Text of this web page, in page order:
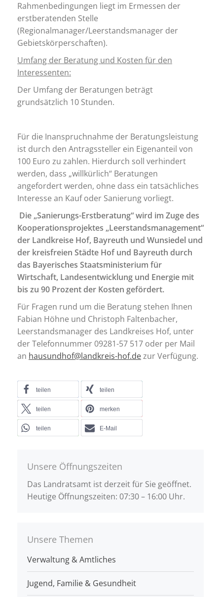
Rahmenbedingungen liegt im Ermessen der
erstberatenden Stelle
(Regionalmanager/Leerstandsmanager der
Gebietskörperschaften).
Umfang der Beratung und Kosten für den
Interessenten:
Der Umfang der Beratungen beträgt
grundsätzlich 10 Stunden.
Für die Inanspruchnahme der Beratungsleistung
ist durch den Antragssteller ein Eigenanteil von
100 Euro zu zahlen. Hierdurch soll verhindert
werden, dass „willkürlich“ Beratungen
angefordert werden, ohne dass ein tatsächliches
Interesse an Kauf oder Sanierung vorliegt.
Die „Sanierungs-Erstberatung“ wird im Zuge des
Kooperationsprojektes „Leerstandsmanagement“
der Landkreise Hof, Bayreuth und Wunsiedel und
der kreisfreien Städte Hof und Bayreuth durch
das Bayerisches Staatsministerium für
Wirtschaft, Landesentwicklung und Energie mit
bis zu 90 Prozent der Kosten gefördert.
Für Fragen rund um die Beratung stehen Ihnen
Fabian Höhne und Christoph Faltenbacher,
Leerstandsmanager des Landkreises Hof, unter
der Telefonnummer 09281-57 517 oder per Mail
an hausundhof@landkreis-hof.dezur Verfügung.
teilen teilen
teilen merken
teilen E-Mail
Unsere Öffnungszeiten
Das Landratsamt ist derzeit für Sie geöffnet.
Heutige Öffnungszeiten: 07:30 – 16:00 Uhr.
Unsere Themen
Verwaltung & Amtliches
Jugend, Familie & Gesundheit